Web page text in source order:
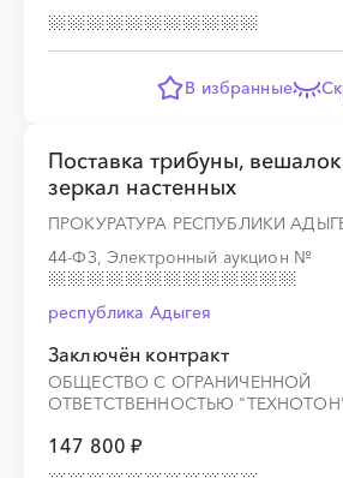
В избранные
Поставка трибуны,
зеркал настенных
ПРОКУРАТУРА РЕСПУБЛИКИ
44-ФЗ, Электронный аукцион №
республика Адыгея
Заключён контракт
ОБЩЕСТВО С ОГРАНИЧЕННОЙ
ОТВЕТСТВЕННОСТЬЮ
147 800 ₽